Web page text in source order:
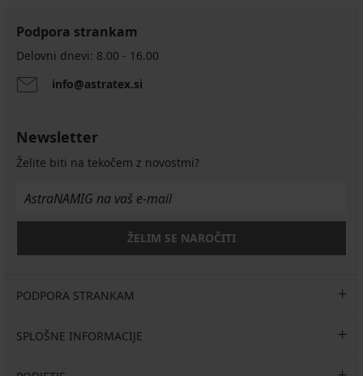
Podpora strankam
Delovni dnevi: 8.00 - 16.00
info@astratex.si
Newsletter
Želite biti na tekočem z novostmi?
ŽELIM SE NAROČITI
PODPORA STRANKAM
SPLOŠNE INFORMACIJE